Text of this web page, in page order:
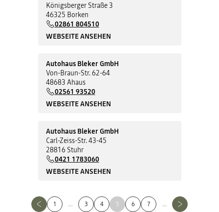
Königsberger Straße 3
46325 Borken
02861 804510
WEBSEITE ANSEHEN
Autohaus Bleker GmbH
Von-Braun-Str. 62-64
48683 Ahaus
02561 93520
WEBSEITE ANSEHEN
Autohaus Bleker GmbH
Carl-Zeiss-Str. 43-45
28816 Stuhr
0421 1783060
WEBSEITE ANSEHEN
1 ... 3 4 5 6 7 ...